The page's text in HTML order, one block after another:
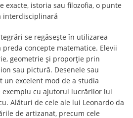
exacte, istoria sau filozofia, o punte
interdisciplinară
se regăsește în utilizarea
preda concepte matematice. Elevii
geometrie și proporție prin
sau pictură. Desenele sau
un excelent mod de a studia
cu ajutorul lucrărilor lui
Alături de cele ale lui Leonardo da
de artizanat, precum cele